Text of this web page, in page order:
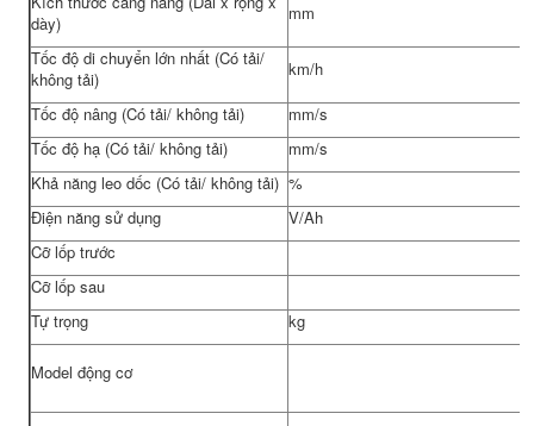
dày)
mm
Tốc độ di chuyển lớn nhất (Có tải/
không tải)
km/h
Tốc độ nâng (Có tải/ không tải)
mm/s
Tốc độ hạ (Có tải/ không tải)
mm/s
Khả năng leo dốc (Có tải/ không tải) %
Điện năng sử dụng
V/Ah
Cỡ lốp trước
Cỡ lốp sau
Tự trọng
kg
Model động cơ